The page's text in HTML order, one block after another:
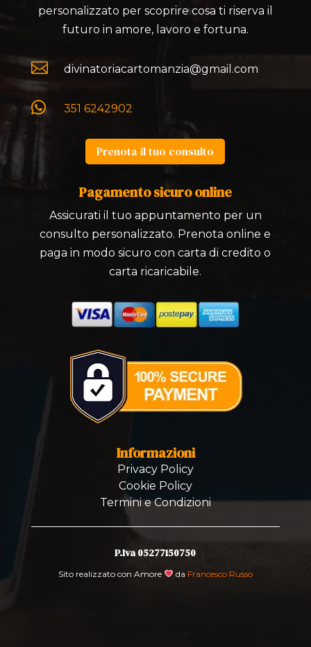
personalizzato per scoprire cosa ti riserva il
futuro in amore, lavoro e fortuna.
 divinatoriacartomanzia@gmail.com
 351 6242902
Prenota il tuo consulto
Pagamento sicuro online
Assicurati il tuo appuntamento per un
consulto personalizzato. Prenota online e
paga in modo sicuro con carta di credito o
carta ricaricabile.
Informazioni
Privacy Policy
Cookie Policy
Termini e Condizioni
P.Iva 05277150750
Sito realizzato con Amore da Francesco Russo